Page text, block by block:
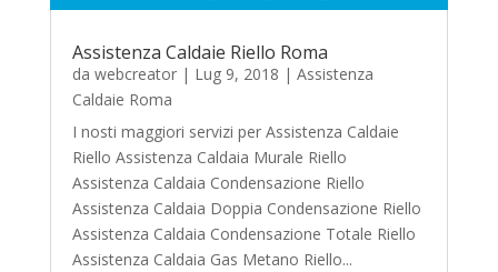
Assistenza Caldaie Riello Roma
da webcreator| Lug 9, 2018 | Assistenza
Caldaie Roma
I nosti maggiori servizi per Assistenza Caldaie
Riello Assistenza Caldaia Murale Riello
Assistenza Caldaia Condensazione Riello
Assistenza Caldaia Doppia Condensazione Riello
Assistenza Caldaia Condensazione Totale Riello
Assistenza Caldaia Gas Metano Riello...